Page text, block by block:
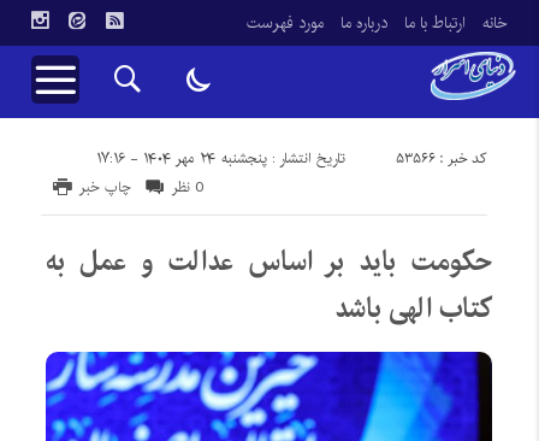
خانه ارتباط با ما درباره ما مورد فهرست
تاریخ انتشار : پنجشنبه ۲۴ مهر ۱۴۰۴ - ۱۷:۱۶ کد خبر : 53566
چاپ خبر 0 نظر
حکومت باید بر اساس عدالت و عمل به
کتاب الهی باشد